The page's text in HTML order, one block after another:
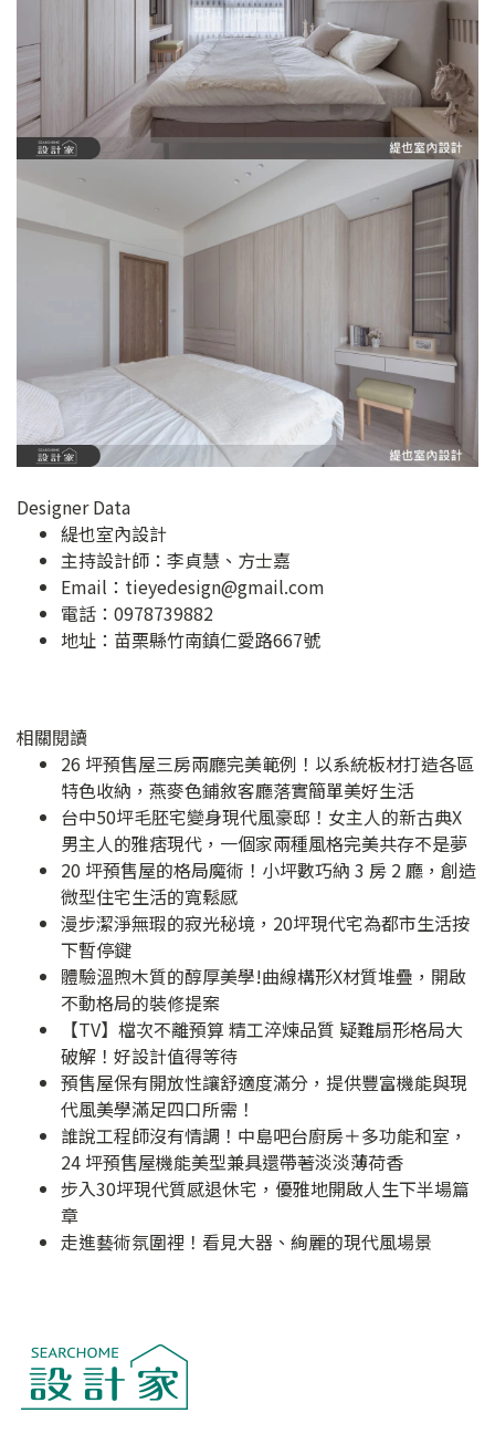
Designer Data
緹也室內設計
主持設計師：李貞慧、方士嘉
Email： tieyedesign@gmail.com
電話：0978739882
地址： 苗栗縣竹南鎮仁愛路667號
相關閱讀
26 坪預售屋三房兩廳完美範例！以系統板材打造各區
特色收納，燕麥色鋪敘客廳落實簡單美好生活
台中50坪毛胚宅變身現代風豪邸！女主人的新古典X
男主人的雅痞現代，一個家兩種風格完美共存不是夢
20 坪預售屋的格局魔術！小坪數巧納 3 房 2 廳，創造
微型住宅生活的寬鬆感
漫步潔淨無瑕的寂光秘境，20坪現代宅為都市生活按
下暫停鍵
體驗溫煦木質的醇厚美學!曲線構形X材質堆疊，開啟
不動格局的裝修提案
【TV】檔次不離預算 精工淬煉品質 疑難扇形格局大
破解！好設計值得等待
預售屋保有開放性讓舒適度滿分，提供豐富機能與現
代風美學滿足四口所需！
誰說工程師沒有情調！中島吧台廚房＋多功能和室，
24 坪預售屋機能美型兼具還帶著淡淡薄荷香
步入30坪現代質感退休宅，優雅地開啟人生下半場篇
章
走進藝術氛圍裡！看見大器、絢麗的現代風場景